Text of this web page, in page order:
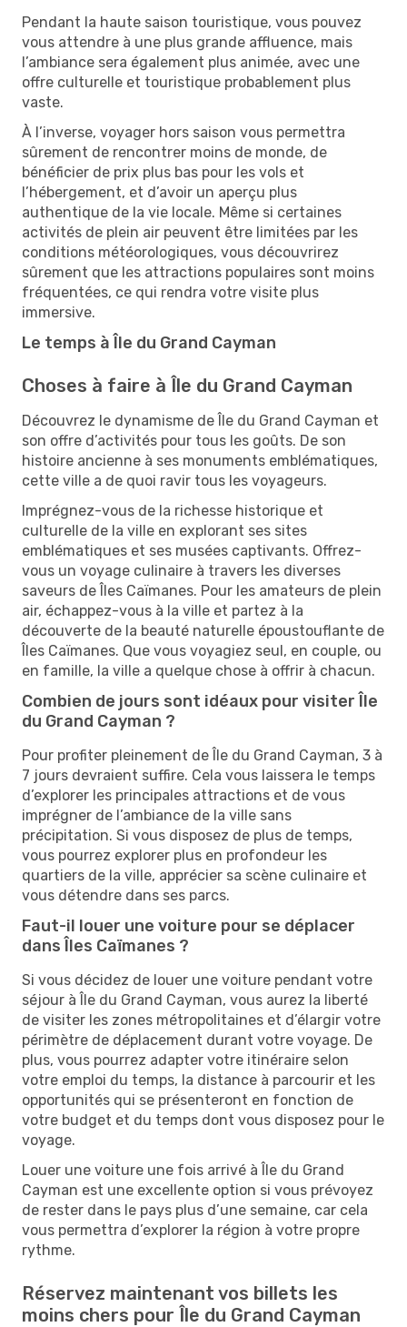
Pendant la haute saison touristique, vous pouvez
vous attendre à une plus grande affluence, mais
l’ambiance sera également plus animée, avec une
offre culturelle et touristique probablement plus
vaste.
À l’inverse, voyager hors saison vous permettra
sûrement de rencontrer moins de monde, de
bénéficier de prix plus bas pour les vols et
l’hébergement, et d’avoir un aperçu plus
authentique de la vie locale. Même si certaines
activités de plein air peuvent être limitées par les
conditions météorologiques, vous découvrirez
sûrement que les attractions populaires sont moins
fréquentées, ce qui rendra votre visite plus
immersive.
Le temps à Île du Grand Cayman
Choses à faire à Île du Grand Cayman
Découvrez le dynamisme de Île du Grand Cayman et
son offre d’activités pour tous les goûts. De son
histoire ancienne à ses monuments emblématiques,
cette ville a de quoi ravir tous les voyageurs.
Imprégnez-vous de la richesse historique et
culturelle de la ville en explorant ses sites
emblématiques et ses musées captivants. Offrez-
vous un voyage culinaire à travers les diverses
saveurs de Îles Caïmanes. Pour les amateurs de plein
air, échappez-vous à la ville et partez à la
découverte de la beauté naturelle époustouflante de
Îles Caïmanes. Que vous voyagiez seul, en couple, ou
en famille, la ville a quelque chose à offrir à chacun.
Combien de jours sont idéaux pour visiter Île
du Grand Cayman ?
Pour profiter pleinement de Île du Grand Cayman, 3 à
7 jours devraient suffire. Cela vous laissera le temps
d’explorer les principales attractions et de vous
imprégner de l’ambiance de la ville sans
précipitation. Si vous disposez de plus de temps,
vous pourrez explorer plus en profondeur les
quartiers de la ville, apprécier sa scène culinaire et
vous détendre dans ses parcs.
Faut-il louer une voiture pour se déplacer
dans Îles Caïmanes ?
Si vous décidez de louer une voiture pendant votre
séjour à Île du Grand Cayman, vous aurez la liberté
de visiter les zones métropolitaines et d’élargir votre
périmètre de déplacement durant votre voyage. De
plus, vous pourrez adapter votre itinéraire selon
votre emploi du temps, la distance à parcourir et les
opportunités qui se présenteront en fonction de
votre budget et du temps dont vous disposez pour le
voyage.
Louer une voiture une fois arrivé à Île du Grand
Cayman est une excellente option si vous prévoyez
de rester dans le pays plus d’une semaine, car cela
vous permettra d’explorer la région à votre propre
rythme.
Réservez maintenant vos billets les
moins chers pour Île du Grand Cayman